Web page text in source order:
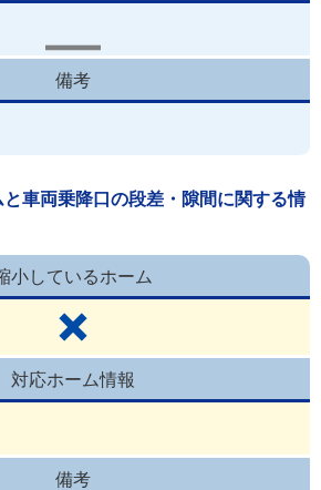
備考
車両乗降口の段差・隙間に関する情
小しているホーム
対応ホーム情報
備考